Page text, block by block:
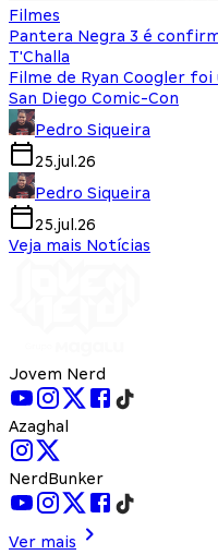
Filmes
Pantera Negra 3 é
T'Challa
Filme de Ryan Coogler foi
San Diego Comic-Con
Pedro Siqueira
25.jul.26
Pedro Siqueira
25.jul.26
Veja mais Notícias
Jovem Nerd
Azaghal
NerdBunker
Ver mais